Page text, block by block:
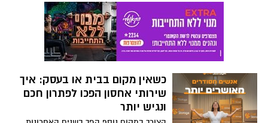
משפחתית מוצלחת. בין אם מדובר בבישולים
ארוכים ואיטיים לקראת שבת ובין אם
בהקפצה מהירה של ארוחת ערב באמצע
שבוע עמוס, אנחנו חייבים לדעת שתשתית
האנרגיה הביתית שלנו יציבה, אמינה ובטוחה.
כשאין מקום בבית או בעסק: איך
שירותי אחסון הפכו לפתרון חכם
ונגיש יותר